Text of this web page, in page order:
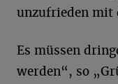
unzufrieden mit
Es müssen
werden“, so